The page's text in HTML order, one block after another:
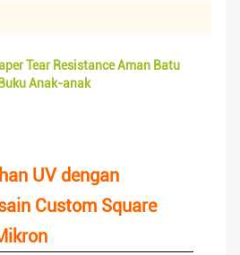
Tear Resistance Aman Batu
Anak-anak
UV dengan
Custom Square